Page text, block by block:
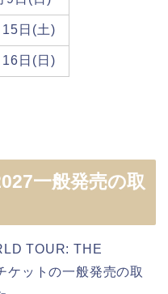
日(土)
日(日)
一般発売の取
TOUR: THE
ケットの一般発売の取